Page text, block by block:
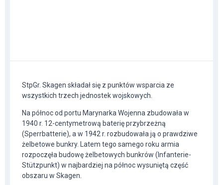
StpGr. Skagen składał się z punktów wsparcia ze
wszystkich trzech jednostek wojskowych.
Na północ od portu Marynarka Wojenna zbudowała w
1940 r. 12-centymetrową baterię przybrzeżną
(Sperrbatterie), a w 1942 r. rozbudowała ją o prawdziwe
żelbetowe bunkry. Latem tego samego roku armia
rozpoczęła budowę żelbetowych bunkrów (Infanterie-
Stützpunkt) w najbardziej na północ wysuniętą część
obszaru w Skagen.